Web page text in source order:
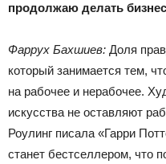
продолжаю делать
Фаррух Бахшиев: Доля
который занимается тем,
на рабочее и нерабочее.
искусства не оставляют
Роулинг писала «Гарри
станет бестселлером, что